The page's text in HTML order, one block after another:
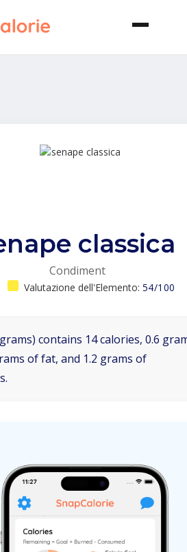
classica
Condiment
Valutazione dell'Elemento: 54/100
contains 14 calories, 0.6
of fat, and 1.2 grams of